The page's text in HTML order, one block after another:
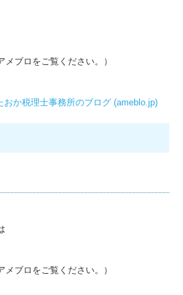
ブロをご覧ください。）
か税理士事務所のブログ (ameblo.jp)
ブロをご覧ください。）